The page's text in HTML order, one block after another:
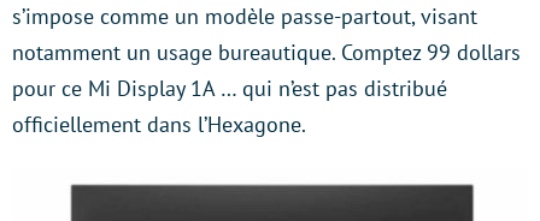
s’impose comme un modèle passe-partout, visant
notamment un usage bureautique. Comptez 99 dollars
pour ce Mi Display 1A … qui n’est pas distribué
officiellement dans l’Hexagone.